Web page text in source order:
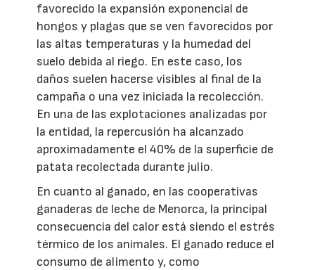
favorecido la expansión exponencial de
hongos y plagas que se ven favorecidos por
las altas temperaturas y la humedad del
suelo debida al riego. En este caso, los
daños suelen hacerse visibles al final de la
campaña o una vez iniciada la recolección.
En una de las explotaciones analizadas por
la entidad, la repercusión ha alcanzado
aproximadamente el 40% de la superficie de
patata recolectada durante julio.
En cuanto al ganado, en las cooperativas
ganaderas de leche de Menorca, la principal
consecuencia del calor está siendo el estrés
térmico de los animales. El ganado reduce el
consumo de alimento y, como